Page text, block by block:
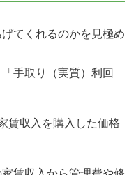
てくれるのかを見極め
手取り（実質）利回
賃収入を購入した価格